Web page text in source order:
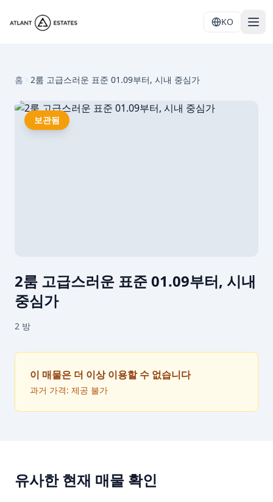
KO
홈 2룸 고급스러운 표준 01.09부터, 시내 중심가
보관됨
2룸 고급스러운 표준 01.09부터, 시내
중심가
2 방
이 매물은 더 이상 이용할 수 없습니다
과거 가격: 제공 불가
유사한 현재 매물 확인
매매